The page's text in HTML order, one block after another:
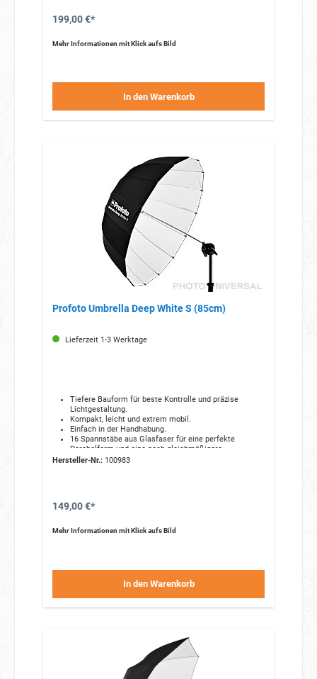
Mit einem optionalen Backpanel verwandeln Sie Ihren
Geliefert wird er in einer gelabelten Tasche, die den
199,00 €*
Mehr Informationen mit Klick aufs Bild
In den Warenkorb
Profoto Umbrella Deep White S (85cm)
Lieferzeit 1-3 Werktage
Tiefere Bauform für beste Kontrolle und präzise
Lichtgestaltung.
Kompakt, leicht und extrem mobil.
Einfach in der Handhabung.
16 Spannstäbe aus Glasfaser für eine perfekte
Parabolform und eine noch gleichmäßigere
Lichtstreuung.
Ein optionaler Diffusor sorgt für ein weicheres,
Geliefert wird er in einer gelabelten Tasche, die den
Hersteller-Nr.:100983
149,00 €*
Mehr Informationen mit Klick aufs Bild
In den Warenkorb